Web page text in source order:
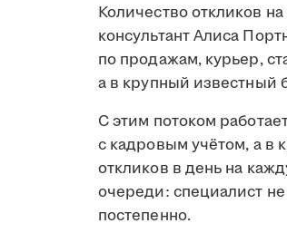
Количество откликов
консультант Алиса
по продажам, курьер,
а в крупный известный
С этим потоком
с кадровым учётом, а в
откликов в день на
очереди: специалист не
постепенно.